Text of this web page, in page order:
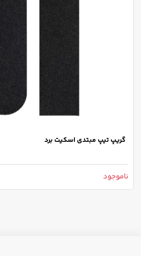
گریپ تیپ مبتدی اسکیت برد
ناموجود